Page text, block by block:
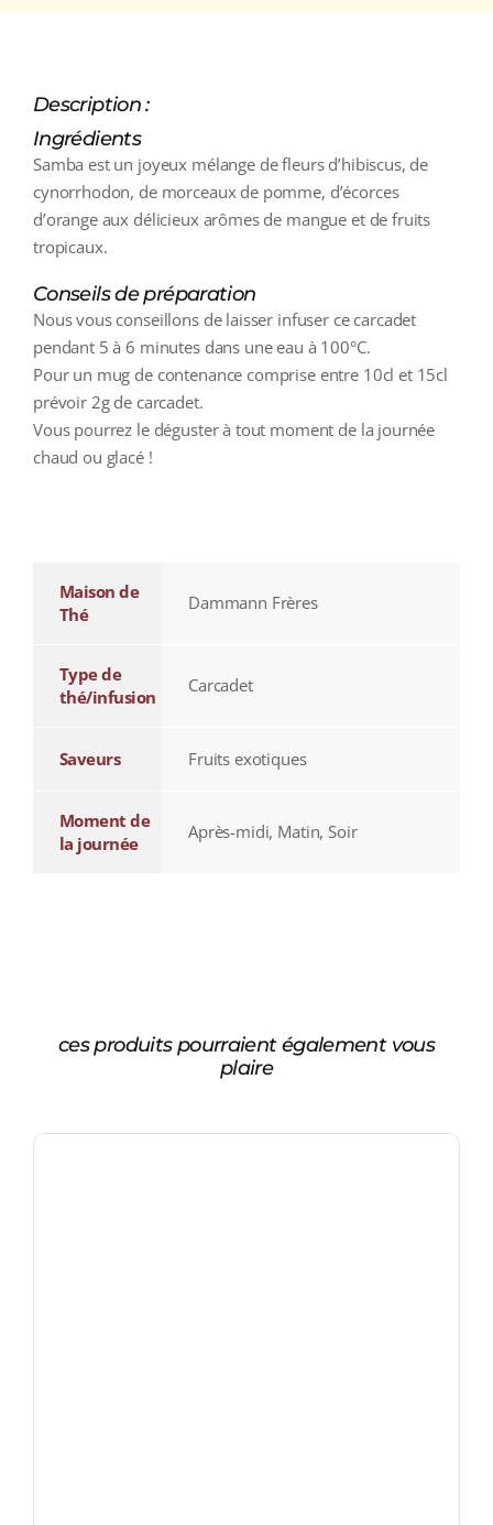
Description :
Ingrédients
Samba est un joyeux mélange de fleurs d’hibiscus, de
cynorrhodon, de morceaux de pomme, d’écorces
d’orange aux délicieux arômes de mangue et de fruits
tropicaux.
Conseils de préparation
Nous vous conseillons de laisser infuser ce carcadet
pendant 5 à 6 minutes dans une eau à 100°C.
Pour un mug de contenance comprise entre 10cl et 15cl
prévoir 2g de carcadet.
Vous pourrez le déguster à tout moment de la journée
chaud ou glacé !
Maison de
Thé
Dammann Frères
Type de
thé/infusion
Carcadet
Saveurs Fruits exotiques
Moment de
la journée
Après-midi, Matin, Soir
ces produits pourraient également vous
plaire